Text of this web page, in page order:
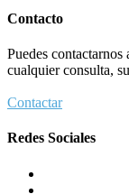
Contacto
Puedes
cualquier consulta,
Contactar
Redes Sociales